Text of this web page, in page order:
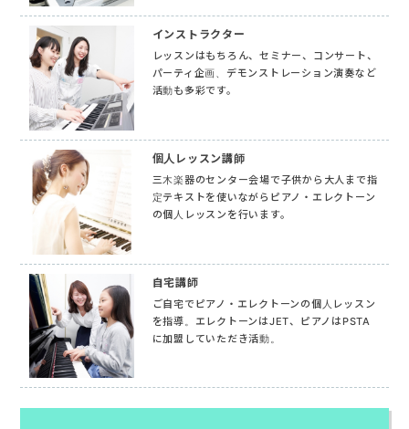
インストラクター
レッスンはもちろん、セミナー、コンサート、
パーティ企画、デモンストレーション演奏など
活動も多彩です。
個人レッスン講師
三木楽器のセンター会場で子供から大人まで指
定テキストを使いながらピアノ・エレクトーン
の個人レッスンを行います。
自宅講師
ご自宅でピアノ・エレクトーンの個人レッスン
を指導。エレクトーンはJET、ピアノはPSTA
に加盟していただき活動。